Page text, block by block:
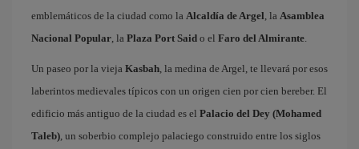
emblemáticos de la ciudad como la Alcaldía de Argel, la Asamblea
Nacional Popular, la Plaza Port Said o el Faro del Almirante.
Un paseo por la vieja Kasbah, la medina de Argel, te llevará por esos
laberintos medievales típicos con un origen cien por cien bereber. El
edificio más antiguo de la ciudad es el Palacio del Dey (Mohamed
Taleb), un soberbio complejo palaciego construido entre los siglos